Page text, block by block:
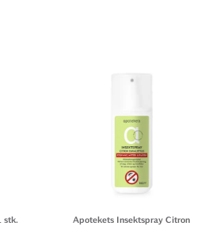
stk.
Apotekets Insektspray Citron